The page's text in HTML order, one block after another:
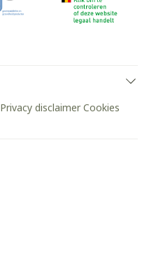
Privacy disclaimer Cookies